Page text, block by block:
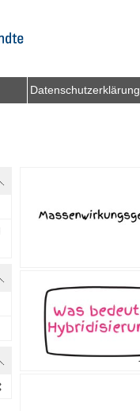
Datenschutzerklärung